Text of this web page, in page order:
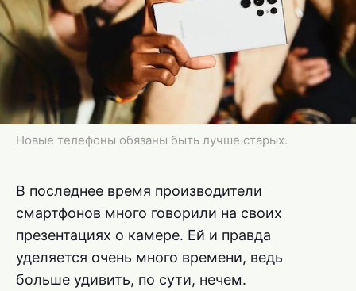
Новые телефоны обязаны быть лучше старых.
В последнее время производители
смартфонов много говорили на своих
презентациях о камере. Ей и правда
уделяется очень много времени, ведь
больше удивить, по сути, нечем.